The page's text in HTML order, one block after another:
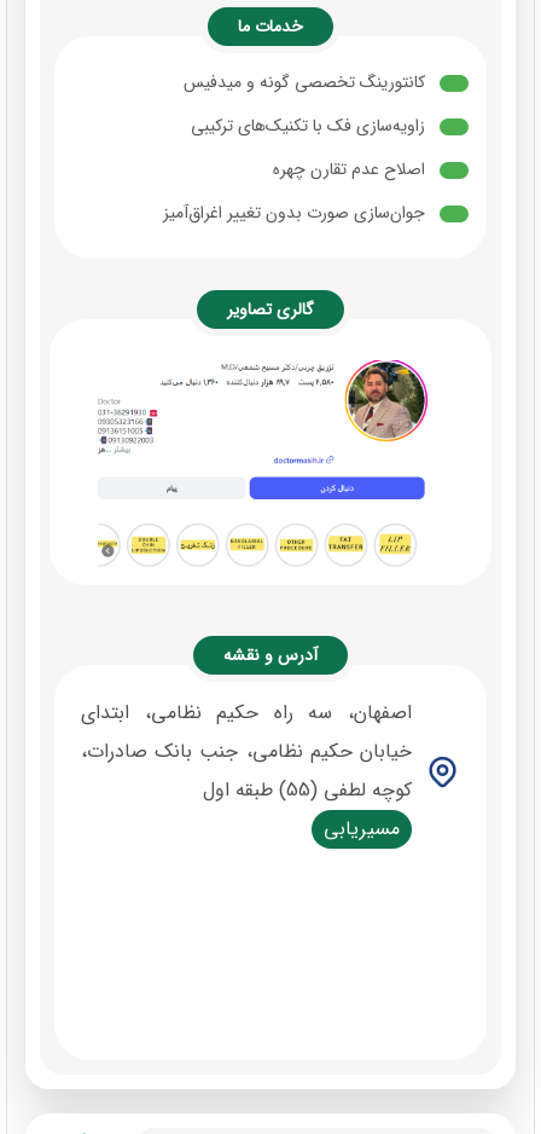
خدمات ما
کانتورینگ تخصصی گونه و میدفیس
زاویه‌سازی فک با تکنیک‌های ترکیبی
اصلاح عدم تقارن چهره
جوان‌سازی صورت بدون تغییر اغراق‌آمیز
گالری تصاویر
آدرس و نقشه
اصفهان، سه راه حکیم نظامی، ابتدای
خیابان حکیم نظامی، جنب بانک صادرات،
کوچه لطفی (55) طبقه اول
مسیریابی